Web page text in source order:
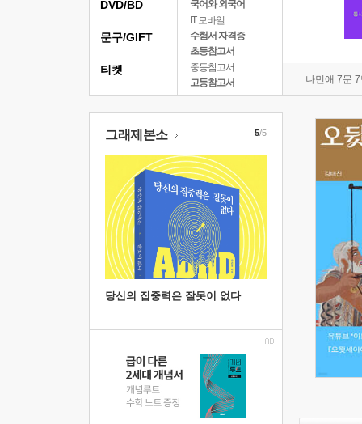
국어와 외국어
IT 모바일
수험서 자격증
초등참고서
중등참고서
고등참고서
나민애 7문
DVD/BD
문구/GIFT
티켓
그래제본소
당신의 집중력은 잘못이 없다
5/5